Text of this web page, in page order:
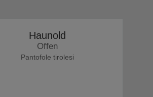
Haunold
Offen
Pantofole tirolesi